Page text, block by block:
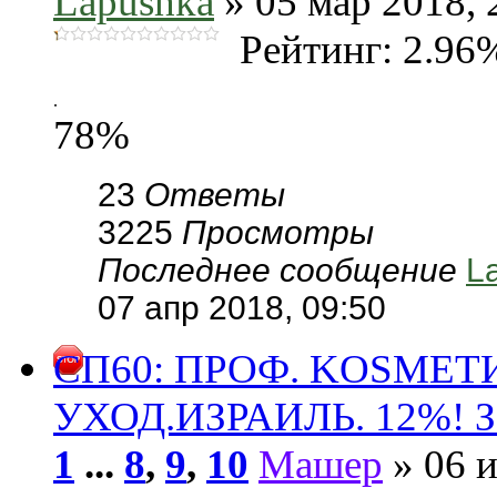
Рейтинг:
.
78%
23 Ответы
3225 Просмотры
Последнее сообщение
07 апр 2018, 09:50
СП60: ПРОФ.
УХОД.ИЗРАИЛЬ. 12%!
1 ... 8, 9, 10 Машер » 06